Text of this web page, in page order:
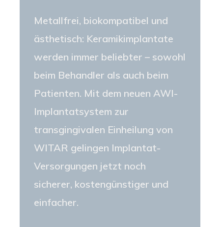
Metallfrei, biokompatibel und
ästhetisch: Keramikimplantate
werden immer beliebter – sowohl
beim Behandler als auch beim
Patienten. Mit dem neuen AWI-
Implantatsystem zur
transgingivalen Einheilung von
WITAR gelingen Implantat-
Versorgungen jetzt noch
sicherer, kostengünstiger und
einfacher.